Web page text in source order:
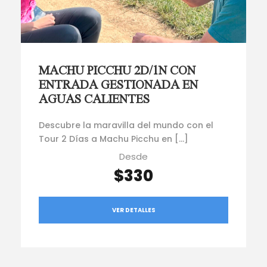
MACHU PICCHU 2D/1N CON
ENTRADA GESTIONADA EN
AGUAS CALIENTES
Descubre la maravilla del mundo con el
Tour 2 Días a Machu Picchu en […]
Desde
$330
VER DETALLES